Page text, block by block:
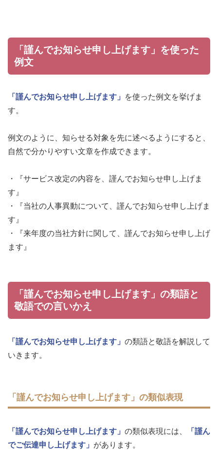
「謹んでお知らせ申し上げます」を使った
例文
「謹んでお知らせ申し上げます」
を使った例文を挙げま
す。
例文のように、知らせる対象を先に述べるようにすると、
自然で分かりやすい文章を作成できます。
・『サービス改定の内容を、謹んでお知らせ申し上げま
す』
・『当社の人事異動について、謹んでお知らせ申し上げま
す』
・『来年度の当社方針に関して、謹んでお知らせ申し上げ
ます』
「謹んでお知らせ申し上げます」の類語と
敬語での言いかえ
「謹んでお知らせ申し上げます」 の類語と敬語を解説して
いきます。
「謹んでお知らせ申し上げます」の類似表現
「謹んでお知らせ申し上げます」 の類似表現には、
「謹ん
でご伝達申し上げます」 があります。